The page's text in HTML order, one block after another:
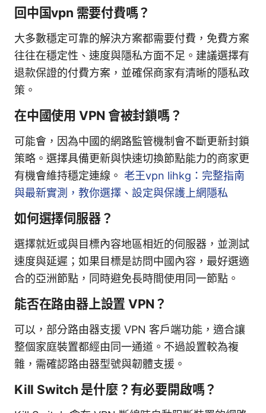
回中国vpn 需要付費嗎？
大多數穩定可靠的解決方案都需要付費，免費方案
往往在穩定性、速度與隱私方面不足。建議選擇有
退款保證的付費方案，並確保商家有清晰的隱私政
策。
在中國使用 VPN 會被封鎖嗎？
可能會，因為中國的網路監管機制會不斷更新封鎖
策略。選擇具備更新與快速切換節點能力的商家更
有機會維持穩定連線。 老王vpn lihkg：完整指南
與最新實測，教你選擇、設定與保護上網隱私
如何選擇伺服器？
選擇就近或與目標內容地區相近的伺服器，並測試
速度與延遲；如果目標是訪問中國內容，最好選適
合的亞洲節點，同時避免長時間使用同一節點。
能否在路由器上設置 VPN？
可以，部分路由器支援 VPN 客戶端功能，適合讓
整個家庭裝置都經由同一通道。不過設置較為複
雜，需確認路由器型號與韌體支援。
Kill Switch 是什麼？有必要開啟嗎？